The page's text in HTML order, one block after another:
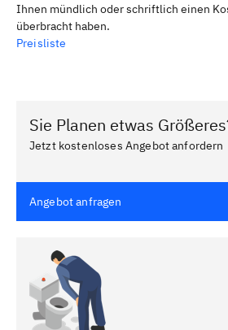
Ihnen mündlich oder schriftlich einen
überbracht haben.
Preisliste
Sie Planen etwas
Jetzt kostenloses Angebot anfordern
Angebot anfragen